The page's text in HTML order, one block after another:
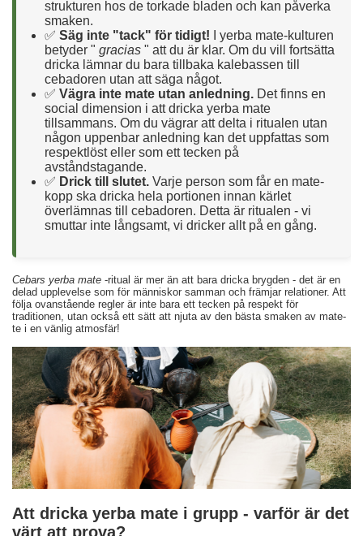
strukturen hos de torkade bladen och kan påverka
smaken.
✅ Säg inte "tack" för tidigt! I yerba mate-kulturen
betyder " gracias " att du är klar. Om du vill fortsätta
dricka lämnar du bara tillbaka kalebassen till
cebadoren utan att säga något.
✅ Vägra inte mate utan anledning. Det finns en
social dimension i att dricka yerba mate
tillsammans. Om du vägrar att delta i ritualen utan
någon uppenbar anledning kan det uppfattas som
respektlöst eller som ett tecken på
avståndstagande.
✅ Drick till slutet. Varje person som får en mate-
kopp ska dricka hela portionen innan kärlet
överlämnas till cebadoren. Detta är ritualen - vi
smuttar inte långsamt, vi dricker allt på en gång.
Cebars yerba mate -ritual är mer än att bara dricka brygden - det är en
delad upplevelse som för människor samman och främjar relationer. Att
följa ovanstående regler är inte bara ett tecken på respekt för
traditionen, utan också ett sätt att njuta av den bästa smaken av mate-
te i en vänlig atmosfär!
Att dricka yerba mate i grupp - varför är det
värt att prova?